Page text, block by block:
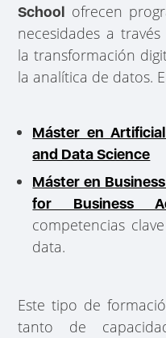
School ofrecen
necesidades a
la transformación
la analítica de datos.
Máster en
and Data Science
Máster en
for Business
competencias
data.
Este tipo de
tanto de